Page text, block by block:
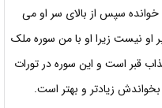
خوانده سپس از بالای سر او می
نیست زیرا او با من سوره ملک
قبر است و این سوره در تورات
زیادتر و بهتر است.